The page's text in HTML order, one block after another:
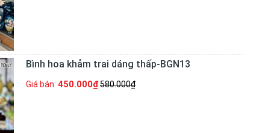
Bình hoa khảm trai dáng thấp-BGN13
Giá bán: 450.000₫580.000₫